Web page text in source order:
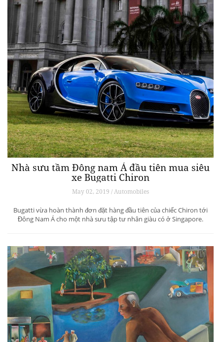
Nhà sưu tầm Đông nam Á đầu tiên mua siêu
xe Bugatti Chiron
May 02, 2019 / Automobiles
Bugatti vừa hoàn thành đơn đặt hàng đầu tiên của chiếc Chiron tới
Đông Nam Á cho một nhà sưu tập tư nhân giàu có ở Singapore.